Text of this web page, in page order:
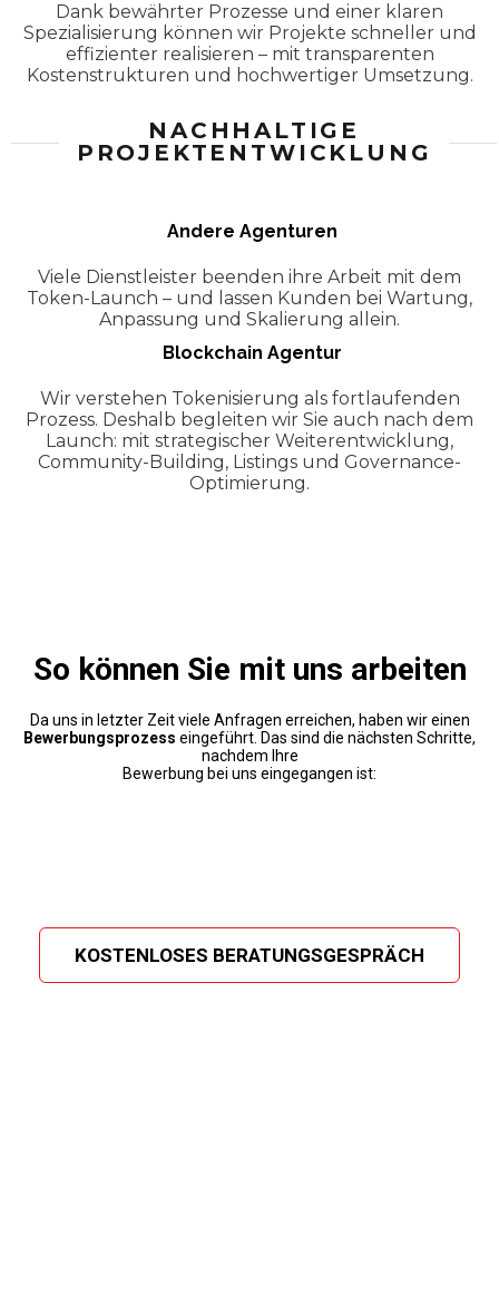
Dank bewährter Prozesse und einer klaren
Spezialisierung können wir Projekte schneller und
effizienter realisieren – mit transparenten
Kostenstrukturen und hochwertiger Umsetzung.
NACHHALTIGE
PROJEKTENTWICKLUNG
Andere Agenturen
Viele Dienstleister beenden ihre Arbeit mit dem
Token-Launch – und lassen Kunden bei Wartung,
Anpassung und Skalierung allein.
Blockchain Agentur
Wir verstehen Tokenisierung als fortlaufenden
Prozess. Deshalb begleiten wir Sie auch nach dem
Launch: mit strategischer Weiterentwicklung,
Community-Building, Listings und Governance-
Optimierung.
So können Sie mit uns arbeiten
Da uns in letzter Zeit viele Anfragen erreichen, haben wir einen
Bewerbungsprozess eingeführt. Das sind die nächsten Schritte,
nachdem Ihre
Bewerbung bei uns eingegangen ist:
KOSTENLOSES BERATUNGSGESPRÄCH